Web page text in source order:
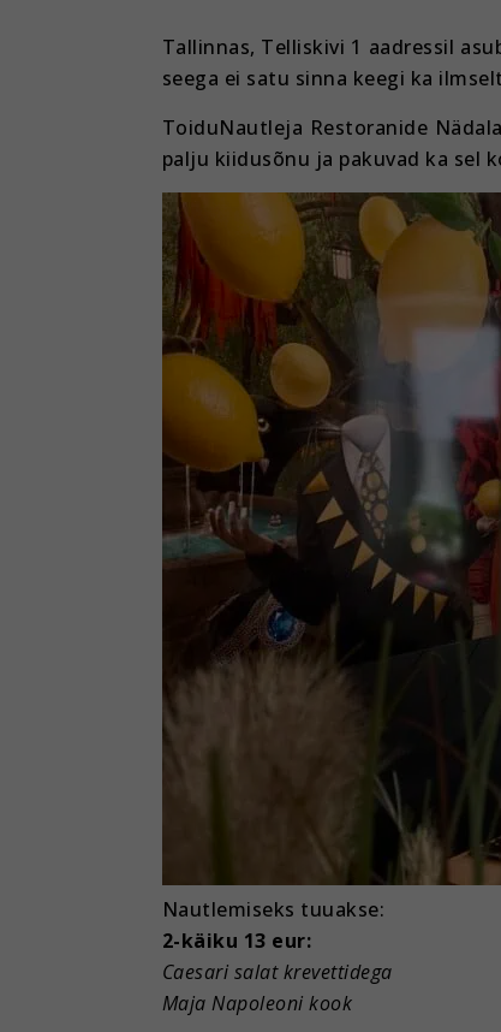
Tallinnas, Telliskivi 1 aadressil
seega ei satu sinna keegi ka
ToiduNautleja Restoranide
palju kiidusõnu ja pakuvad ka sel
Nautlemiseks tuuakse:
2-käiku 13 eur:
Caesari salat krevettidega
Maja Napoleoni kook